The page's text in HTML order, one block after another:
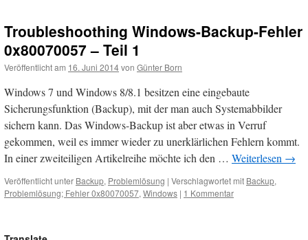
Troubleshoothing Windows-Backup-Fehler
0x80070057 – Teil 1
Veröffentlicht am 16. Juni 2014von Günter Born
Windows 7 und Windows 8/8.1 besitzen eine eingebaute
Sicherungsfunktion (Backup), mit der man auch Systemabbilder
sichern kann. Das Windows-Backup ist aber etwas in Verruf
gekommen, weil es immer wieder zu unerklärlichen Fehlern kommt.
In einer zweiteiligen Artikelreihe möchte ich den … Weiterlesen →
Veröffentlicht unter Backup, Problemlösung | Verschlagwortet mit Backup,
Problemlösung; Fehler 0x80070057, Windows | 1 Kommentar